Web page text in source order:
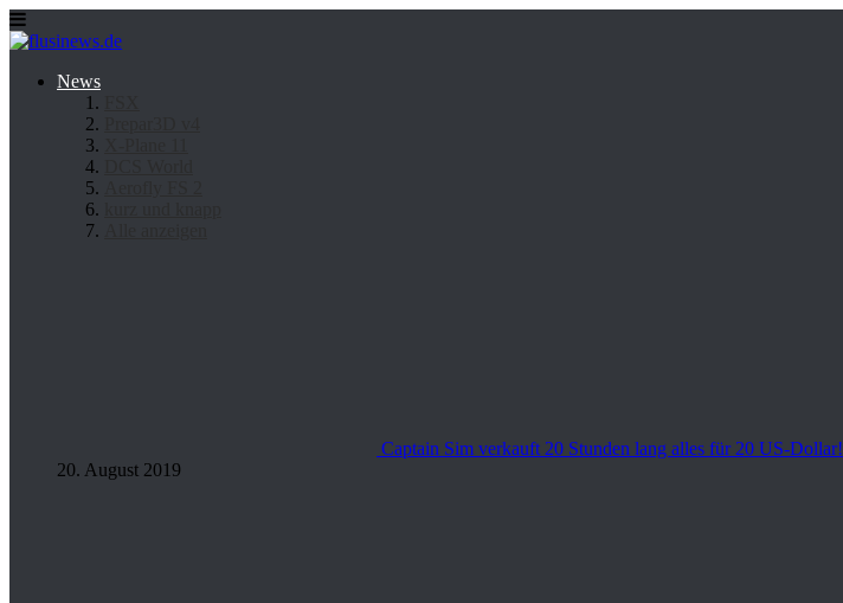
News
Captain Sim verkauft 20 Stunden lang alles für 20 US-Dollar!
20. August 2019